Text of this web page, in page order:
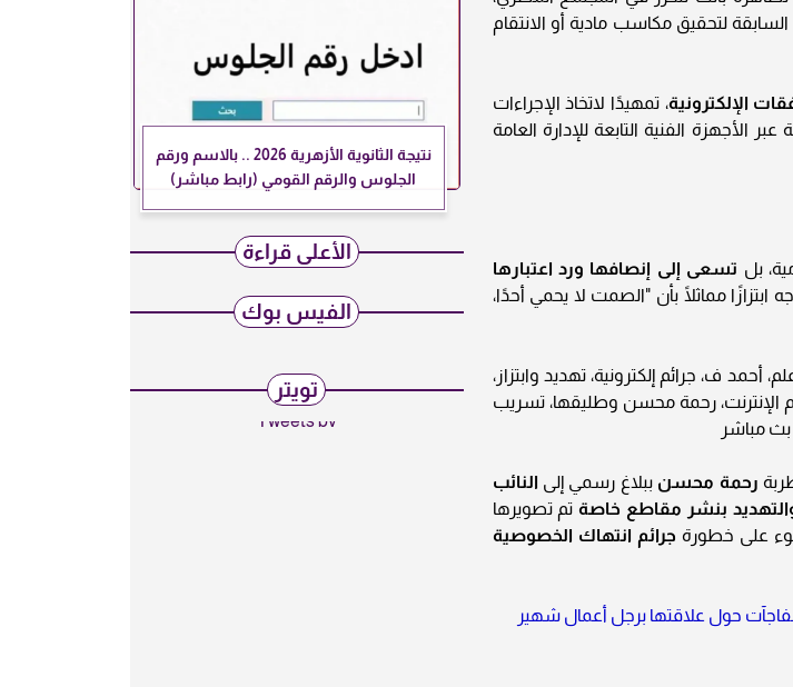
لتحقيق مكاسب مادية أو الانتقام
الإلكترونية، تمهيدًا لاتخاذ الإجراءات
الفنية التابعة للإدارة العامة
بل تسعى إلى إنصافها ورد اعتبارها
مماثلًا بأن "الصمت لا يحمي أحدًا،
أحمد ف، جرائم إلكترونية، تهديد وابتزاز،
الإنترنت، رحمة محسن وطليقها، تسريب
بث مباشر
رحمة محسن ببلاغ رسمي إلى النائب
والتهديد بنشر مقاطع خاصةتم تصويرها
على خطورة جرائم انتهاك الخصوصية
حول علاقتها برجل أعمال شهير
نتيجة الثانوية الأزهرية 2026 .. بالاسم ورقم
الجلوس والرقم القومي (رابط مباشر)
الأعلى قراءة
الفيس بوك
تويتر
Tweets by